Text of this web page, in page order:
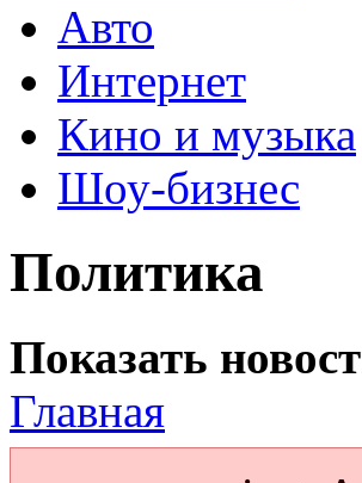
Авто
Интернет
Кино и музыка
Шоу-бизнес
Политика
Показать
Главная